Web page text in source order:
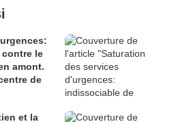
le
amont.
de
et la